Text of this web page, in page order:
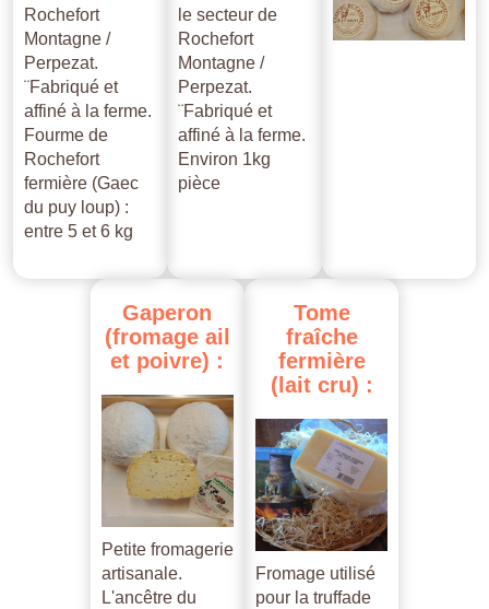
Rochefort
Montagne /
Perpezat.
¨Fabriqué et
affiné à la ferme.
Fourme de
Rochefort
fermière (Gaec
du puy loup) :
entre 5 et 6 kg
le secteur de
Rochefort
Montagne /
Perpezat.
¨Fabriqué et
affiné à la ferme.
Environ 1kg
pièce
Gaperon
(fromage ail
et poivre) :
Petite fromagerie
artisanale.
L'ancêtre du
Tome
fraîche
fermière
(lait cru) :
Fromage utilisé
pour la truffade